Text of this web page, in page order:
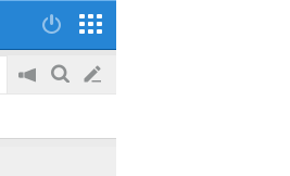
공
on/off
검
글
쓰